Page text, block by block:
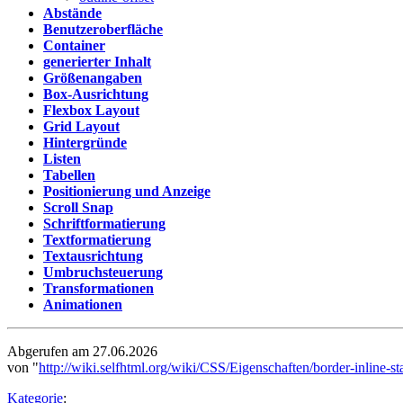
Abstände
Benutzeroberfläche
Container
generierter Inhalt
Größenangaben
Box-Ausrichtung
Flexbox Layout
Grid Layout
Hintergründe
Listen
Tabellen
Positionierung und Anzeige
Scroll Snap
Schriftformatierung
Textformatierung
Textausrichtung
Umbruchsteuerung
Transformationen
Animationen
Abgerufen am 27.06.2026
von "http://wiki.selfhtml.org/wiki/CSS/Eigenschaften/border-inline-
Kategorie: